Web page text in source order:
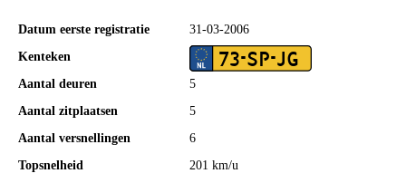
Datum eerste registratie
31-03-2006
Kenteken
73-SP-JG
Aantal deuren
5
Aantal zitplaatsen
5
Aantal versnellingen
6
Topsnelheid
201 km/u